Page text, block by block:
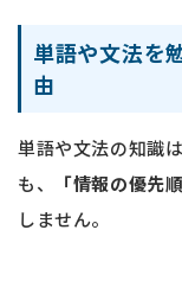
単語や文法を
由
単語や文法の知識
も、
「情報の優先順
しません。